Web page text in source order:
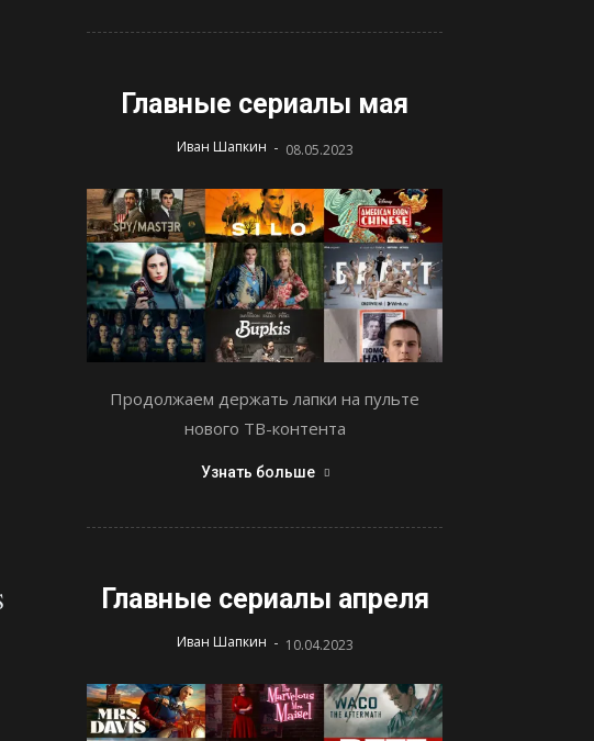
Главные сериалы мая
Иван Шапкин - 08.05.2023
Продолжаем держать лапки на пульте
нового ТВ-контента
Узнать больше
Главные сериалы апреля
Иван Шапкин - 10.04.2023